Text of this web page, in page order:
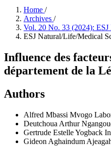
Home /
Archives /
Vol. 20 No. 33 (2024):
ESJ Natural/Life/Medical
Influence des
département de la
Authors
Alfred Mbassi Mvogo
Deutchoua Arthur
Gertrude Estelle Yogback
Gideon Aghaindum